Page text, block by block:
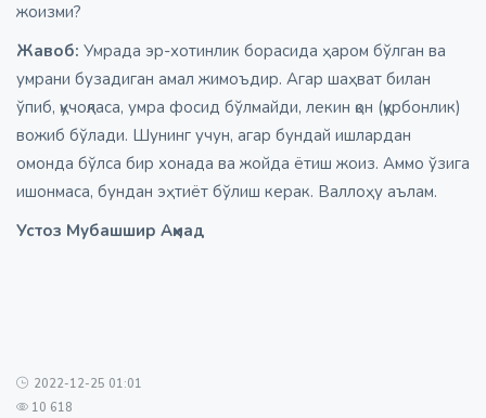
жоизми?
Жавоб: Умрада эр-хотинлик борасида ҳаром бўлган ва
умрани бузадиган амал жимоъдир. Агар шаҳват билан
ўпиб, қучоқласа, умра фосид бўлмайди, лекин қон (қурбонлик)
вожиб бўлади. Шунинг учун, агар бундай ишлардан
омонда бўлса бир хонада ва жойда ётиш жоиз. Аммо ўзига
ишонмаса, бундан эҳтиёт бўлиш керак. Валлоҳу аълам.
Устоз Мубашшир Аҳмад
2022-12-25 01:01
10 618